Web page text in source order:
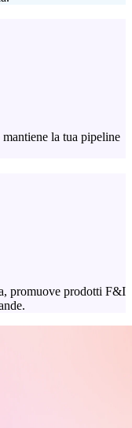
la tua pipeline
promuove prodotti F&I